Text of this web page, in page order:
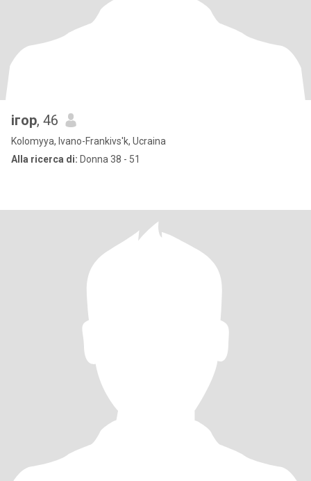
ігор, 46
Kolomyya, Ivano-Frankivs'k, Ucraina
Alla ricerca di: Donna 38 - 51